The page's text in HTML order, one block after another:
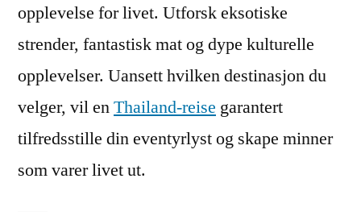
opplevelse for livet. Utforsk eksotiske
strender, fantastisk mat og dype kulturelle
opplevelser. Uansett hvilken destinasjon du
velger, vil enThailand-reise garantert
tilfredsstille din eventyrlyst og skape minner
som varer livet ut.